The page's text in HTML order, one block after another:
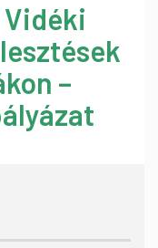
Vidéki
–